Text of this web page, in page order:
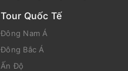
Tour Quốc Tế
Đông Nam Á
Đông Bắc Á
Ấn Độ